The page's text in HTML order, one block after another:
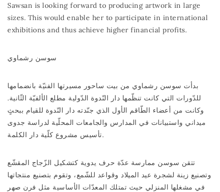
Sawsan is looking forward to producing artwork in large
sizes. This would enable her to participate in international
exhibitions and thus achieve higher financial profits.
سوسن رشماوي
بدأت سوسن رشماوي من بيت ساحور مسيرتها الفنيّة بانضمامها
للدّورات التي كانت تنظّمها دار النّدوة الدّولية مطلع الألفيّة الثّانية.
وكانت من أعضاء الطّاقم الأول الذي جنّدته دار النّدوة للقيام ببحثٍ
ميداني واستبيانات في المدارس والجامعات المحلّية لدراسة جدوى
تأسيس مشروع كلّية دار الكلمة.
تتقن سوسن ممارسة عدّة حرف يدوية كتشكيل الزّجاج المقشّع
وتصنيع زينة لشجرة عيد الميلاد وقواعد للشّمع، وتقوم بتصنيع منتجاتها
في مشغلها المنزلي حيث تمتلك المعدّات الأساسية مثل فرن صهر